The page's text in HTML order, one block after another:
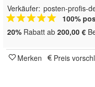
Verkäufer: posten-profis-
100%
20% Rabatt ab 200,00 €
Merken Preis